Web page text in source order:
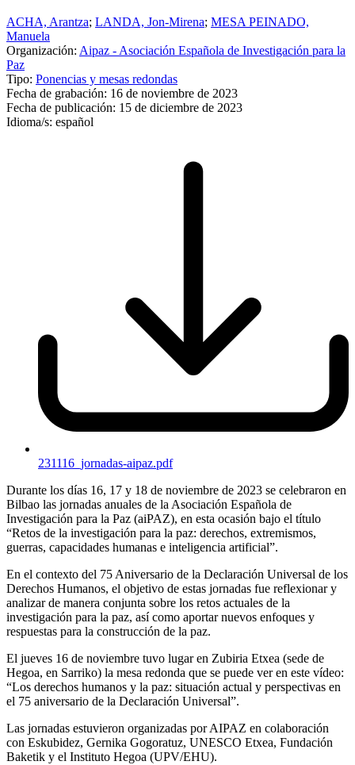
ACHA, Arantza; LANDA, Jon-Mirena; MESA PEINADO,
Manuela
Organización: Aipaz - Asociación Española de Investigación para la
Paz
Tipo: Ponencias y mesas redondas
Fecha de grabación: 16 de noviembre de 2023
Fecha de publicación: 15 de diciembre de 2023
Idioma/s: español
231116_jornadas-aipaz.pdf
Durante los días 16, 17 y 18 de noviembre de 2023 se celebraron en
Bilbao las jornadas anuales de la Asociación Española de
Investigación para la Paz (aiPAZ), en esta ocasión bajo el título
“Retos de la investigación para la paz: derechos, extremismos,
guerras, capacidades humanas e inteligencia artificial”.
En el contexto del 75 Aniversario de la Declaración Universal de los
Derechos Humanos, el objetivo de estas jornadas fue reflexionar y
analizar de manera conjunta sobre los retos actuales de la
investigación para la paz, así como aportar nuevos enfoques y
respuestas para la construcción de la paz.
El jueves 16 de noviembre tuvo lugar en Zubiria Etxea (sede de
Hegoa, en Sarriko) la mesa redonda que se puede ver en este vídeo:
“Los derechos humanos y la paz: situación actual y perspectivas en
el 75 aniversario de la Declaración Universal”.
Las jornadas estuvieron organizadas porAIPAZ en colaboración
con Eskubidez, Gernika Gogoratuz, UNESCO Etxea, Fundación
Baketik y el Instituto Hegoa (UPV/EHU).